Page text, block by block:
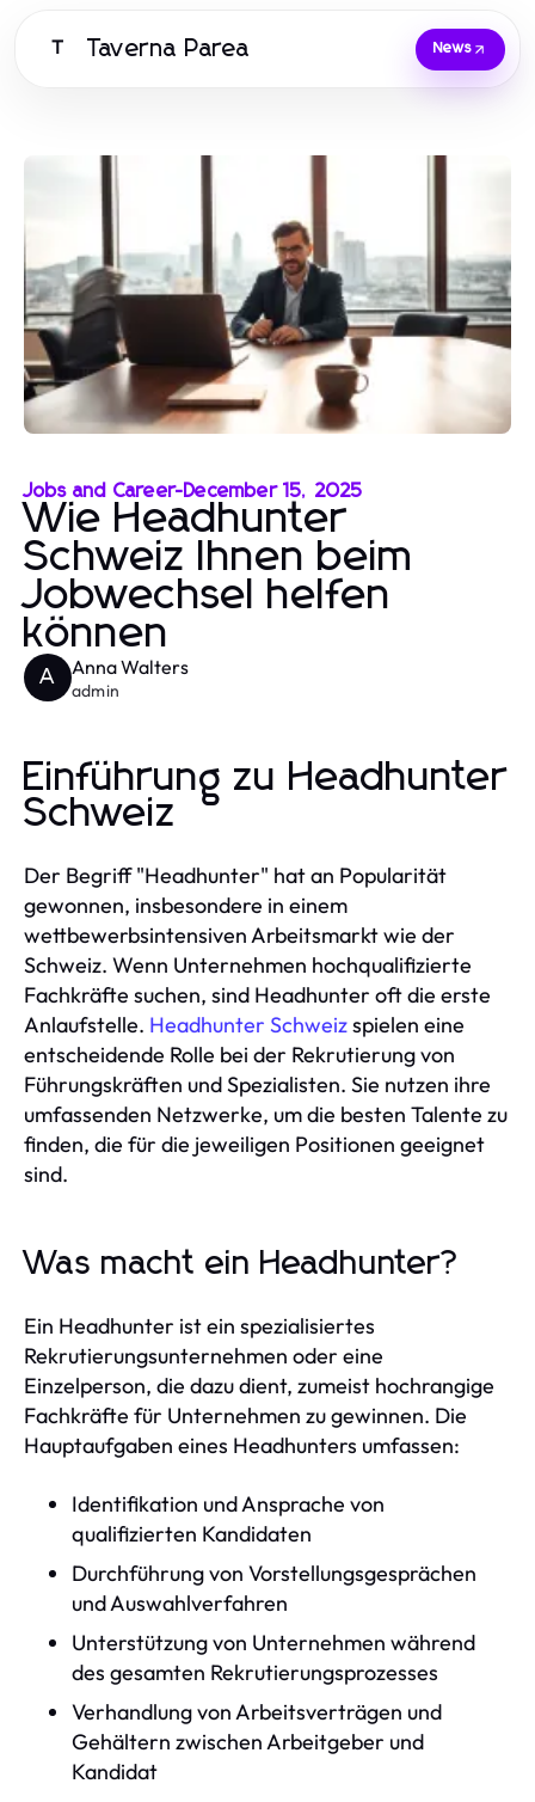
T Taverna Parea News
Jobs and Career-December 15, 2025
Wie Headhunter
Schweiz Ihnen beim
Jobwechsel helfen
können
A Anna Walters
admin
Einführung zu Headhunter
Schweiz
Der Begriff "Headhunter" hat an Popularität
gewonnen, insbesondere in einem
wettbewerbsintensiven Arbeitsmarkt wie der
Schweiz. Wenn Unternehmen hochqualifizierte
Fachkräfte suchen, sind Headhunter oft die erste
Anlaufstelle. Headhunter Schweizspielen eine
entscheidende Rolle bei der Rekrutierung von
Führungskräften und Spezialisten. Sie nutzen ihre
umfassenden Netzwerke, um die besten Talente zu
finden, die für die jeweiligen Positionen geeignet
sind.
Was macht ein Headhunter?
Ein Headhunter ist ein spezialisiertes
Rekrutierungsunternehmen oder eine
Einzelperson, die dazu dient, zumeist hochrangige
Fachkräfte für Unternehmen zu gewinnen. Die
Hauptaufgaben eines Headhunters umfassen:
Identifikation und Ansprache von
qualifizierten Kandidaten
Durchführung von Vorstellungsgesprächen
und Auswahlverfahren
Unterstützung von Unternehmen während
des gesamten Rekrutierungsprozesses
Verhandlung von Arbeitsverträgen und
Gehältern zwischen Arbeitgeber und
Kandidat